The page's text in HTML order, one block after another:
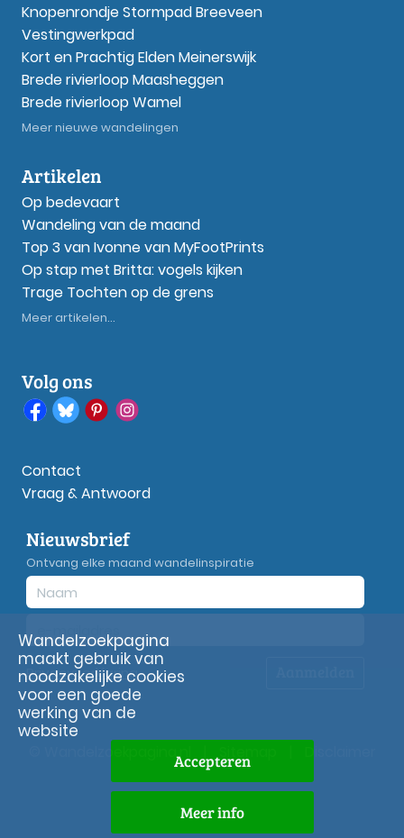
Knopenrondje Stormpad Breeveen
Vestingwerkpad
Kort en Prachtig Elden Meinerswijk
Brede rivierloop Maasheggen
Brede rivierloop Wamel
Meer nieuwe wandelingen
Artikelen
Op bedevaart
Wandeling van de maand
Top 3 van Ivonne van MyFootPrints
Op stap met Britta: vogels kijken
Trage Tochten op de grens
Meer artikelen...
Volg ons
Contact
Vraag & Antwoord
Nieuwsbrief
Ontvang elke maand wandelinspiratie
Privacyverklaring
© Wandelzoekpagina.nl
Wandelzoekpagina
maakt gebruik van
noodzakelijke cookies
voor een goede
werking van de
website
Accepteren
Meer info